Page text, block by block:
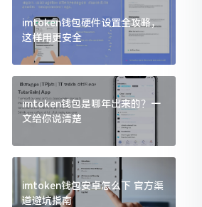
imtoken钱包硬件设置全攻略，
这样用更安全
imtoken钱包是哪年出来的？一
文给你说清楚
imtoken钱包安卓怎么下 官方渠
道避坑指南